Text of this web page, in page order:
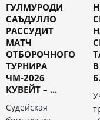
ГУЛМУРОДИ
САЪДУЛЛО
РАССУДИТ
МАТЧ
ОТБОРОЧНОГО
ТУРНИРА
ЧМ-2026
КУВЕЙТ – ...
Судейская